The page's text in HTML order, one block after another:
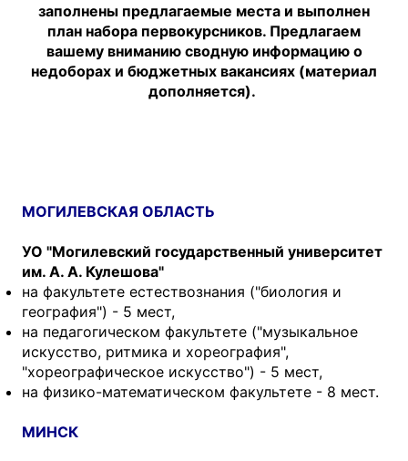
заполнены предлагаемые места и выполнен
план набора первокурсников. Предлагаем
вашему вниманию сводную информацию о
недоборах и бюджетных вакансиях (материал
дополняется).
МОГИЛЕВСКАЯ ОБЛАСТЬ
УО "Могилевский государственный университет
им. А. А. Кулешова"
на факультете естествознания ("биология и
география") - 5 мест,
на педагогическом факультете ("музыкальное
искусство, ритмика и хореография",
"хореографическое искусство") - 5 мест,
на физико-математическом факультете - 8 мест.
МИНСК